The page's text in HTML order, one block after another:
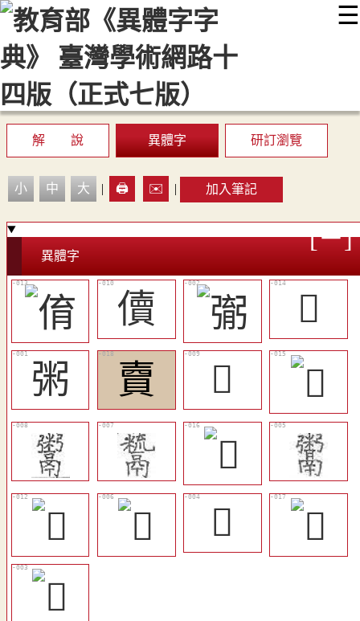
☰
::: 最新消息 常見問題 編輯說明
顯示模式
網站導覽
解 說 異體字 研訂瀏覽
小 中 大 | 🖨️ ✉️ | 加入筆記
異體字
儥
𢑍
粥
𧶠 𩱌
𩱱